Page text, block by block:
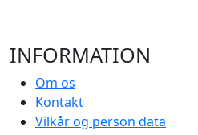
INFORMATION
Om os
Kontakt
Vilkår og person data